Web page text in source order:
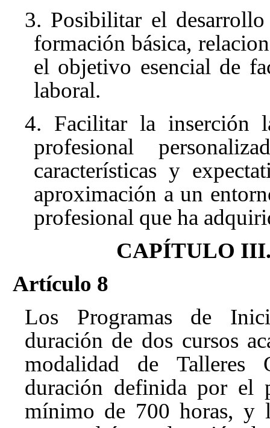
3. Posibilitar el
formación básica,
el objetivo esencial de
laboral.
4. Facilitar la inserción
profesional
características y
aproximación a un
profesional que ha
CAPÍTULO
Artículo 8
Los Programas de
duración de dos cursos
modalidad de Talleres
duración definida por el
mínimo de 700 horas, y